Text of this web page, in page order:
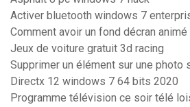
Activer bluetooth windows 7
Comment avoir un fond décran animé
Jeux de voiture gratuit 3d racing
Supprimer un élément sur une photo
Directx 12 windows 7 64 bits 2020
Programme télévision ce soir télé